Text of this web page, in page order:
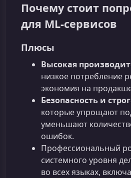
Почему стоит
для ML‑сервисов
Плюсы
Высокая
низкое потребление
экономия на
Безопасность и
которые упрощают
уменьшают
ошибок.
Профессиональный
системного уровня
во всех языках,